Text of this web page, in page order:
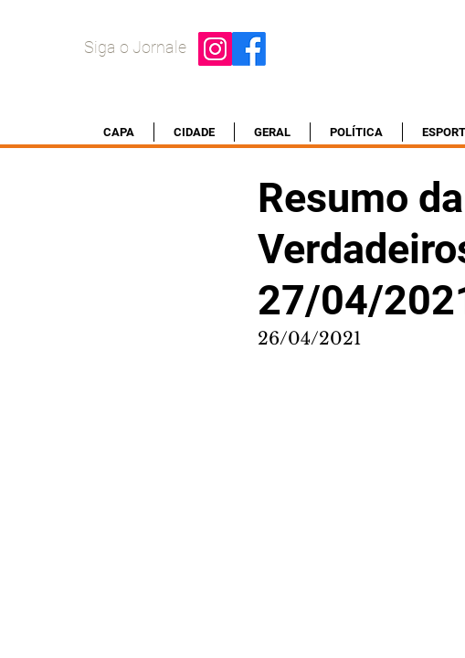
Siga o Jornale
CAPA CIDADE GERAL POLÍTICA
Resumo
27/04/
26/04/2021